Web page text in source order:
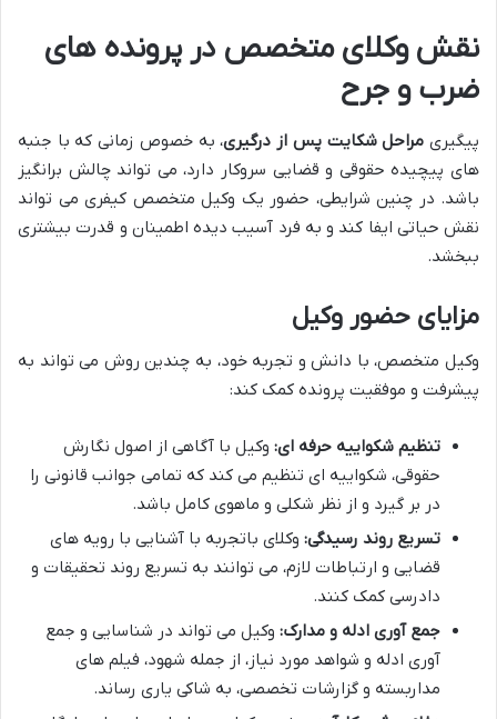
نقش وکلای متخصص در پرونده های
ضرب و جرح
پیگیری مراحل شکایت پس از درگیری، به خصوص زمانی که با جنبه
های پیچیده حقوقی و قضایی سروکار دارد، می تواند چالش برانگیز
باشد. در چنین شرایطی، حضور یک وکیل متخصص کیفری می تواند
نقش حیاتی ایفا کند و به فرد آسیب دیده اطمینان و قدرت بیشتری
ببخشد.
مزایای حضور وکیل
وکیل متخصص، با دانش و تجربه خود، به چندین روش می تواند به
پیشرفت و موفقیت پرونده کمک کند:
تنظیم شکواییه حرفه ای: وکیل با آگاهی از اصول نگارش
حقوقی، شکواییه ای تنظیم می کند که تمامی جوانب قانونی را
در بر گیرد و از نظر شکلی و ماهوی کامل باشد.
تسریع روند رسیدگی: وکلای باتجربه با آشنایی با رویه های
قضایی و ارتباطات لازم، می توانند به تسریع روند تحقیقات و
دادرسی کمک کنند.
جمع آوری ادله و مدارک: وکیل می تواند در شناسایی و جمع
آوری ادله و شواهد مورد نیاز، از جمله شهود، فیلم های
مداربسته و گزارشات تخصصی، به شاکی یاری رساند.